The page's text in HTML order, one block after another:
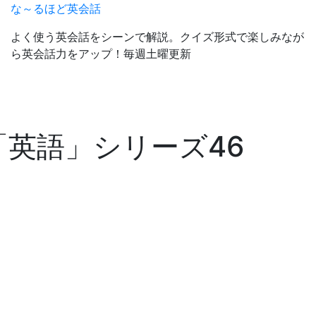
な～るほど英会話
よく使う英会話をシーンで解説。クイズ形式で楽しみなが
ら英会話力をアップ！毎週土曜更新
語」シリーズ46